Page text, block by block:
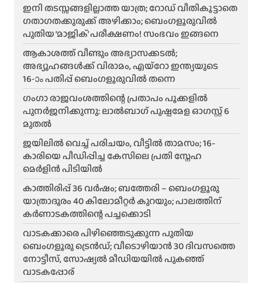
ഇനി തടസ്സങ്ങളില്ലാത്ത യാത്ര; റോഡ് വീതികൂട്ടാതെ
ഗതാഗതക്കുരുക്ക് അഴിക്കാം; ബെംഗളൂരുവിൽ
പുതിയ ‘മാജിക്’ പരീക്ഷണം! സംഭവം ഇങ്ങനെ
ആകാശത്ത് വീണ്ടും അഭ്യാസക്കടൽ;
അഭ്യൂഹങ്ങൾക്ക് വിരാമം, എയ്റോ ഇന്ത്യയുടെ
16-ാം പതിപ്പ് ബെംഗളൂരുവിൽ തന്നെ
ഗംഗാ രാജവംശത്തിന്റെ പ്രതാപം പൂക്കളിൽ
പുനർജനിക്കുന്നു: ലാൽബാഗ് പുഷ്പമേള ഓഗസ്റ്റ് 6
മുതൽ
ജയിലിൽ വെച്ച് പരിചയം, വീട്ടിൽ താമസം; 16-
കാരിയെ പീഡിപ്പിച്ച കേസിലെ പ്രതി സ്നേഹ
മെർളിൻ പിടിയിൽ
കാത്തിരിപ്പ് 36 വർഷം; ബത്തേരി – ബെംഗളൂരു
യാത്രാദൂരം 40 കിലോമീറ്റർ കുറയും; പാലത്തിന്
കർണാടകത്തിന്റെ പച്ചക്കൊടി
വാടകക്കാരെ പിഴിഞ്ഞെടുക്കുന്ന പുതിയ
ബെംഗളൂരു ട്രെൻഡ്; വീടൊഴിയാൻ 30 ദിവസത്തെ
നോട്ടീസ്, സോഷ്യൽ മീഡിയയിൽ പുകഞ്ഞ്
വാടകപ്പോര്